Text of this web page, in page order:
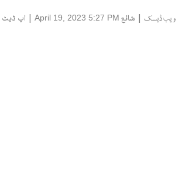
ویب ڈیسک | شائع April 19, 2023 5:27 PM
| اپ ڈیٹ